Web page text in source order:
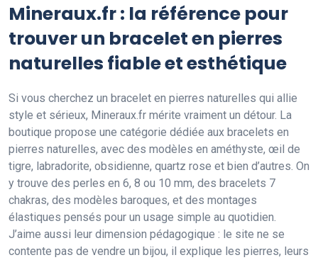
Mineraux.fr : la référence pour
trouver un bracelet en pierres
naturelles fiable et esthétique
Si vous cherchez un bracelet en pierres naturelles qui allie
style et sérieux, Mineraux.fr mérite vraiment un détour. La
boutique propose une catégorie dédiée aux bracelets en
pierres naturelles, avec des modèles en améthyste, œil de
tigre, labradorite, obsidienne, quartz rose et bien d’autres. On
y trouve des perles en 6, 8 ou 10 mm, des bracelets 7
chakras, des modèles baroques, et des montages
élastiques pensés pour un usage simple au quotidien.
J’aime aussi leur dimension pédagogique : le site ne se
contente pas de vendre un bijou, il explique les pierres, leurs